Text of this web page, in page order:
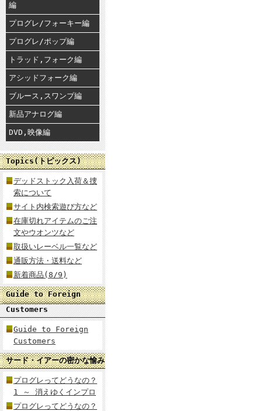
編
プログレ/フォーキー編
プログレ/ポップ編
トラッド,フォーク編
アシッドフォーク編
ブルース,スワンプ編
新品アナログ編
DVD,映像編
Topics(トピックス)
デッドストック入荷＆捜
索について
サイト内検索遊び方など
在庫切れアイテムのご注
文やウオンツなど
取扱いレーベル一覧など
通販方法・送料など
新着商品(8/9)
Guide to Foreign
Customers
Guide to Foreign
Customers
サード・イアーの密かな愉み
プログレってどうなの？
1 ～ 消えゆくインプロ
プログレってどうなの？